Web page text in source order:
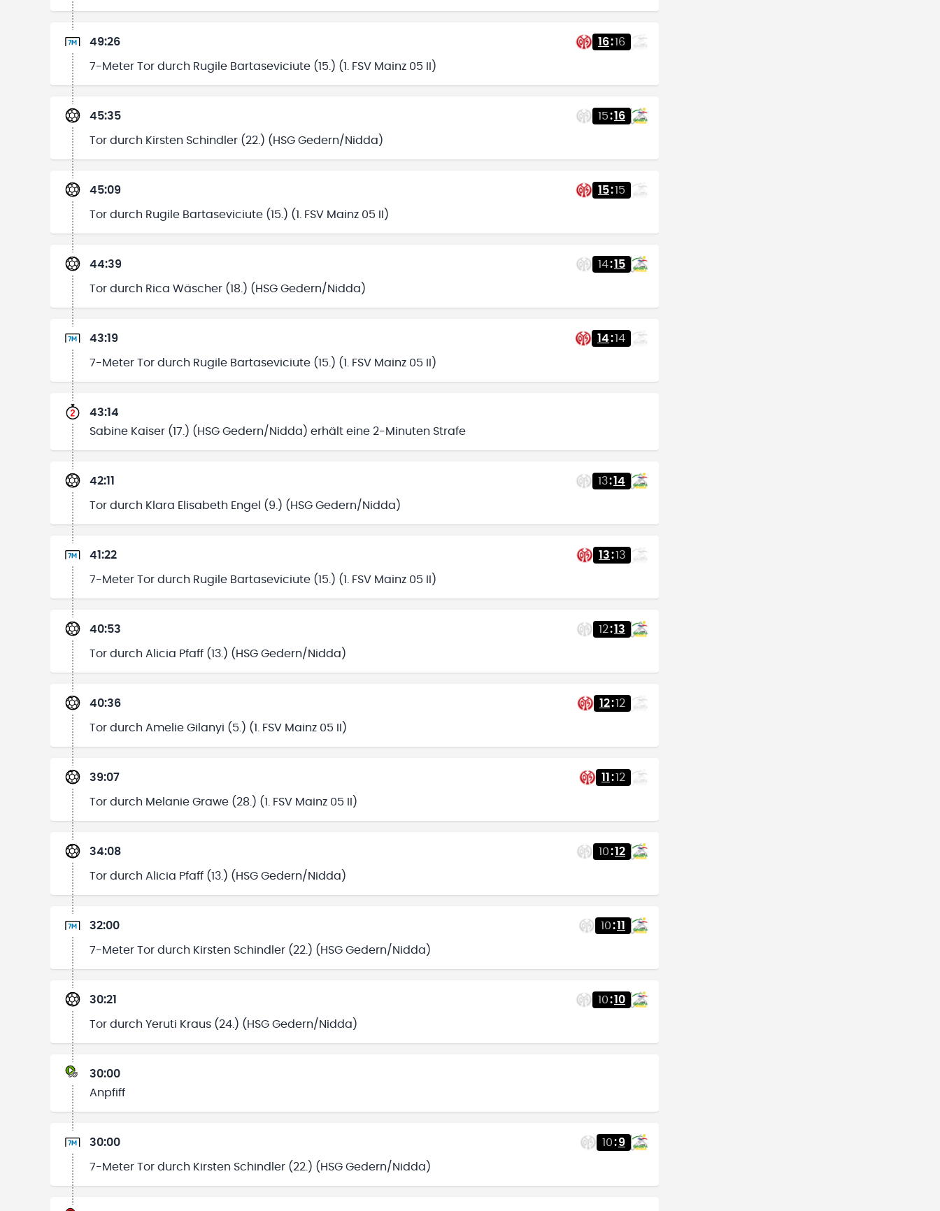
49:26 16:16
7-Meter Tor durch Rugile Bartaseviciute (15.) (1. FSV Mainz 05 II)
45:35 15:16
Tor durch Kirsten Schindler (22.) (HSG Gedern/Nidda)
45:09 15:15
Tor durch Rugile Bartaseviciute (15.) (1. FSV Mainz 05 II)
44:39 14:15
Tor durch Rica Wäscher (18.) (HSG Gedern/Nidda)
43:19 14:14
7-Meter Tor durch Rugile Bartaseviciute (15.) (1. FSV Mainz 05 II)
43:14
Sabine Kaiser (17.) (HSG Gedern/Nidda) erhält eine 2-Minuten Strafe
42:11 13:14
Tor durch Klara Elisabeth Engel (9.) (HSG Gedern/Nidda)
41:22 13:13
7-Meter Tor durch Rugile Bartaseviciute (15.) (1. FSV Mainz 05 II)
40:53 12:13
Tor durch Alicia Pfaff (13.) (HSG Gedern/Nidda)
40:36 12:12
Tor durch Amelie Gilanyi (5.) (1. FSV Mainz 05 II)
39:07 11 :12
Tor durch Melanie Grawe (28.) (1. FSV Mainz 05 II)
34:08 10:12
Tor durch Alicia Pfaff (13.) (HSG Gedern/Nidda)
32:00 10:11
7-Meter Tor durch Kirsten Schindler (22.) (HSG Gedern/Nidda)
30:21 10:10
Tor durch Yeruti Kraus (24.) (HSG Gedern/Nidda)
30:00
Anpfiff
30:00 10:9
7-Meter Tor durch Kirsten Schindler (22.) (HSG Gedern/Nidda)